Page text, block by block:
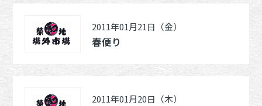
2011年01月21日（金）
春便り
2011年01月20日（木）